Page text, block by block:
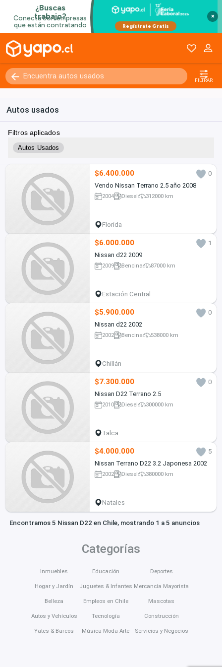
×
FILTRAR
Autos usados
Filtros aplicados
Autos Usados
$6.400.000
0
Vendo Nissan Terrano 2.5 año 2008
2004 Diesel 312000 km
Florida
$6.000.000
1
Nissan d22 2009
2009 Bencina 87000 km
Estación Central
$5.900.000
0
Nissan d22 2002
2002 Bencina 538000 km
Chillán
$7.300.000
0
Nissan D22 Terrano 2.5
2010 Diesel 300000 km
Talca
$4.000.000
5
Nissan Terrano D22 3.2 Japonesa 2002
2002 Diesel 380000 km
Natales
Encontramos 5 Nissan D22 en Chile, mostrando 1 a 5 anuncios
Categorías
Inmuebles
Hogar y Jardín
Belleza
Autos y Vehículos
Yates & Barcos
Educación
Juguetes & Infantes
Empleos en Chile
Tecnología
Música Moda Arte
Deportes
Mercancía Mayorista
Mascotas
Construcción
Servicios y Negocios